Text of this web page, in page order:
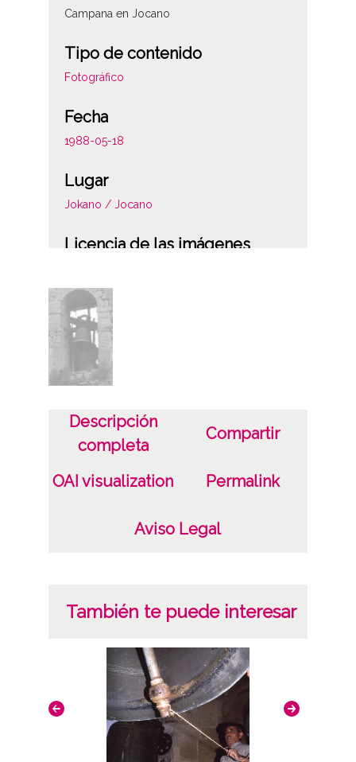
Campana en Jocano
Tipo de contenido
Fotográfico
Fecha
1988-05-18
Lugar
Jokano / Jocano
Licencia de las imágenes
Descripción
completa
Compartir
OAI visualization Permalink
Aviso Legal
También te puede interesar